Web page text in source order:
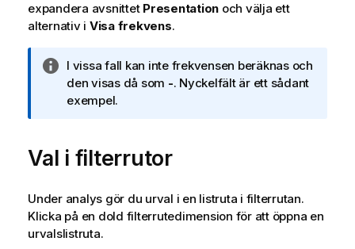
expandera avsnittet Presentation och välja ett
alternativ i Visa frekvens.
A
n
t
k
n
n
g
o
I vissa fall kan inte frekvensen beräknas och
den visas då som -. Nyckelfält är ett sådant
exempel.
Val i filterrutor
Under analys gör du urval i en listruta i filterrutan.
Klicka på en dold filterrutedimension för att öppna en
urvalslistruta.